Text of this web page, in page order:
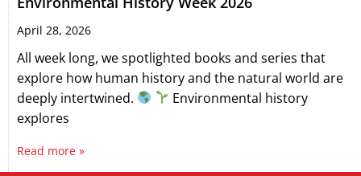
April 28, 2026
All week long, we spotlighted books and series that
explore how human history and the natural world are
deeply intertwined.
Environmental history
explores
Read more »